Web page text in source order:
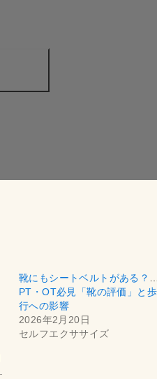
靴にもシートベルトがある
PT・OT必見「靴の評価」と歩
行への影響
2026年2月20日
セルフエクササイズ